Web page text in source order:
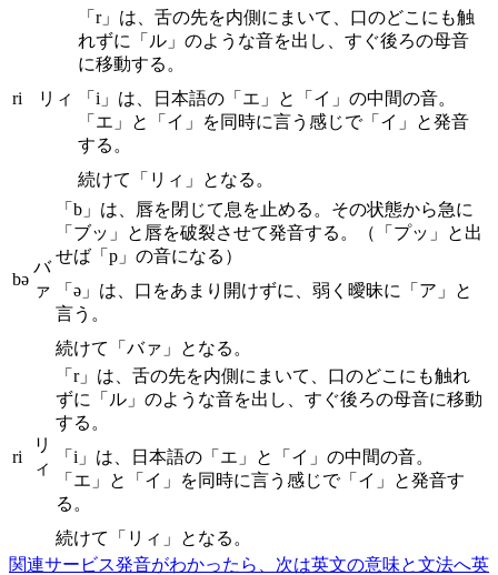
ri リィ
「r」は、舌の先を内側にまいて、口のどこにも触
れずに「ル」のような音を出し、すぐ後ろの母音
に移動する。
「i」は、日本語の「エ」と「イ」の中間の音。
「エ」と「イ」を同時に言う感じで「イ」と発音
する。
続けて「リィ」となる。
bə
バ
ァ
「b」は、唇を閉じて息を止める。その状態から急に
「ブッ」と唇を破裂させて発音する。（「プッ」と出
せば「p」の音になる）
「ə」は、口をあまり開けずに、弱く曖昧に「ア」と
言う。
続けて「バァ」となる。
ri
リ
ィ
「r」は、舌の先を内側にまいて、口のどこにも触れ
ずに「ル」のような音を出し、すぐ後ろの母音に移動
する。
「i」は、日本語の「エ」と「イ」の中間の音。
「エ」と「イ」を同時に言う感じで「イ」と発音す
る。
続けて「リィ」となる。
関連サービス発音がわかったら、次は英文の意味と文法へ英